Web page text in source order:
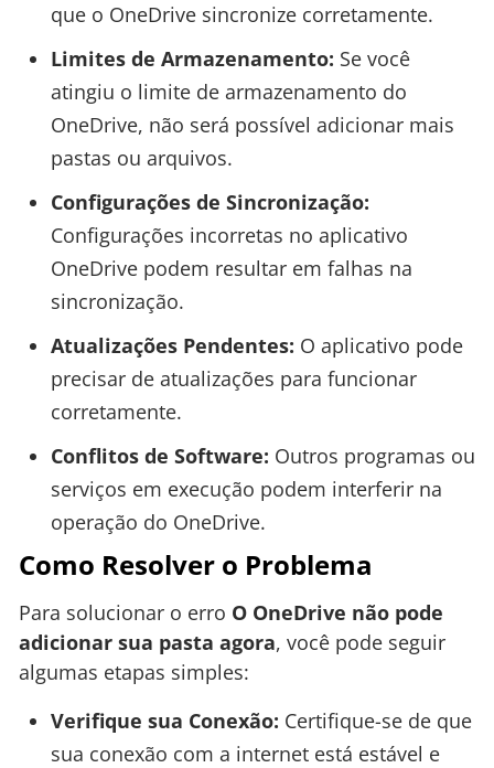
que o OneDrive sincronize corretamente.
Limites de Armazenamento: Se você
atingiu o limite de armazenamento do
OneDrive, não será possível adicionar mais
pastas ou arquivos.
Configurações de Sincronização:
Configurações incorretas no aplicativo
OneDrive podem resultar em falhas na
sincronização.
Atualizações Pendentes: O aplicativo pode
precisar de atualizações para funcionar
corretamente.
Conflitos de Software: Outros programas ou
serviços em execução podem interferir na
operação do OneDrive.
Como Resolver o Problema
Para solucionar o erro O OneDrive não pode
adicionar sua pasta agora, você pode seguir
algumas etapas simples:
Verifique sua Conexão: Certifique-se de que
sua conexão com a internet está estável e